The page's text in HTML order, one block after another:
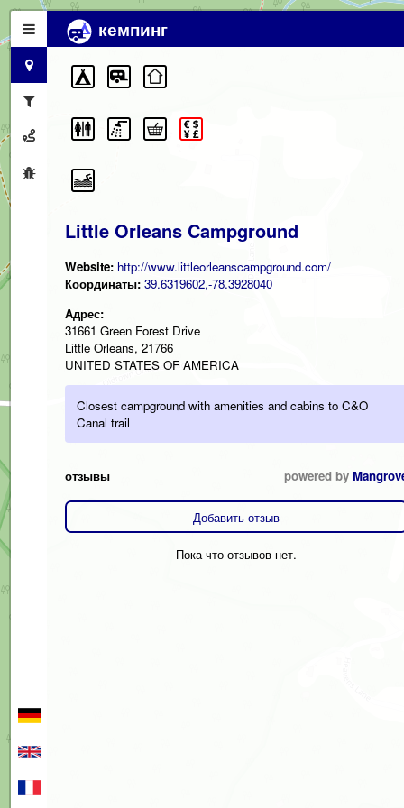
кемпинг
Little Orleans Campground
Website: http://www.littleorleanscampground.com/
Координаты: 39.6319602,-78.3928040
Адрес:
31661 Green Forest Drive
Little Orleans, 21766
UNITED STATES OF AMERICA
Closest campground with amenities and cabins to C&O
Canal trail
отзывы powered by
Добавить отзыв
Пока что отзывов нет.